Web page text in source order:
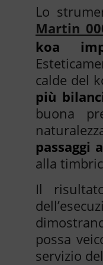
Lo
Martin
koa
calde del
più
buona
passaggi
alla
Il
possa
servizio